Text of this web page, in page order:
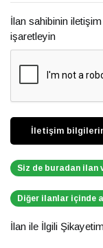
İlan sahibinin
işaretleyin
Siz de buradan ilan
Diğer ilanlar içinde
İlan ile İlgili